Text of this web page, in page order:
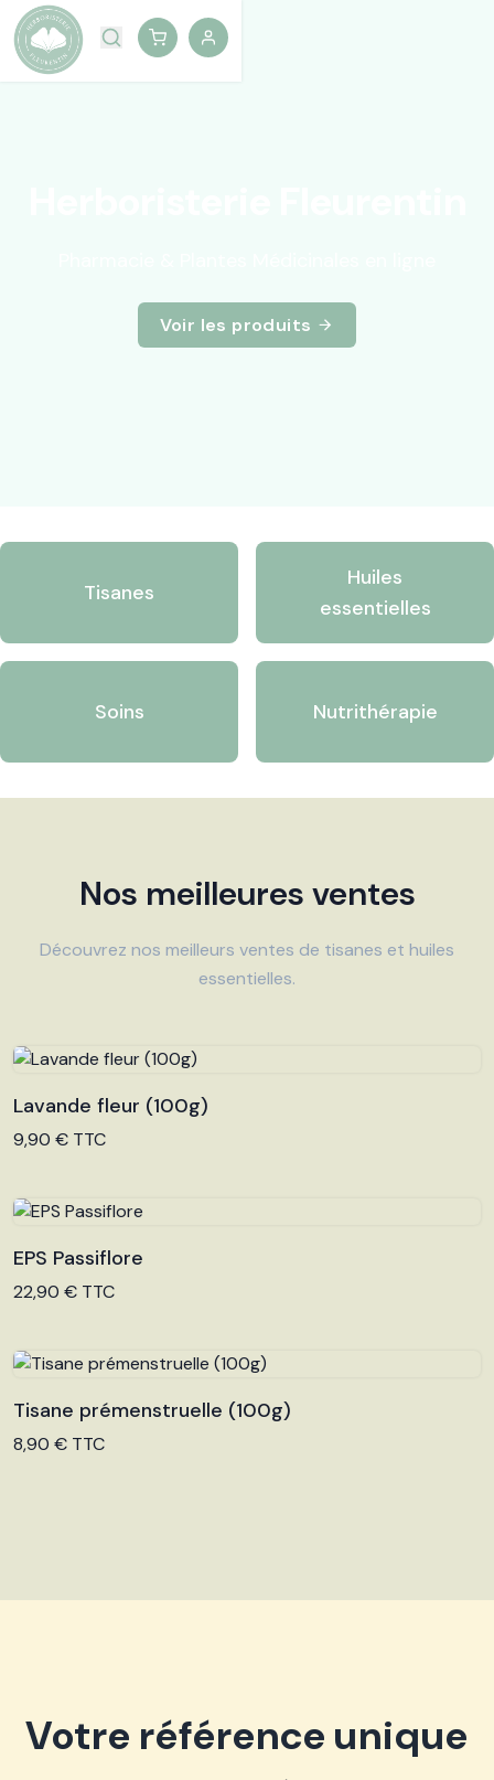
Voir les produits
Tisanes
Huiles
essentielles
Soins Nutrithérapie
Nos meilleures ventes
Découvrez nos meilleurs ventes de tisanes et huiles
essentielles.
Voir le produit
Lavande fleur (100g)
9,90 € TTC
Voir le produit
EPS Passiflore
22,90 € TTC
Voir le produit
Tisane prémenstruelle (100g)
8,90 € TTC
Votre référence unique